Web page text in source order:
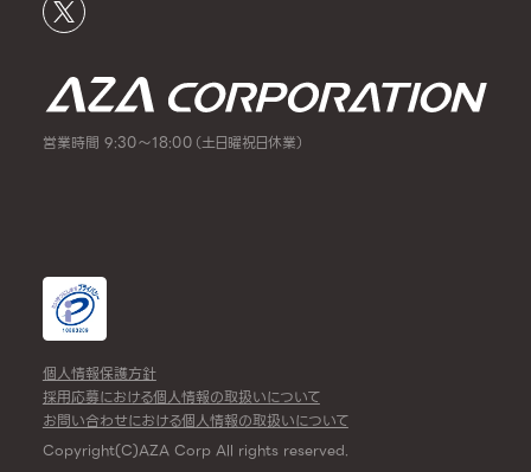
営業時間 9:30～18:00（土日曜祝日休業）
個人情報保護方針
採用応募における個人情報の取扱いについて
お問い合わせにおける個人情報の取扱いについて
Copyright(C)AZA Corp All rights reserved.